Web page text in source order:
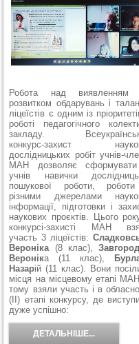
Робота над виявленням
розвитком обдарувань і
ліцеїстів є одним із
роботі педагогічного
закладу.
конкурс-захист
дослідницьких робіт учнів-
МАН дозволяє
учнів навички
пошукової роботи,
різними джерелами
інформації, підготовки і
наукових проєктів. Цього
конкурсі-захисті МАН
участь 3 ліцеїстів:
Вероніка(8 клас),
Вероніка (11 клас),
Назарій (11 клас). Вони
місця на місцевому етапі
тому взяли участь і в
(ІІ) етапі конкурсу, де
дуже успішно:
ДЕТАЛЬНІШЕ...